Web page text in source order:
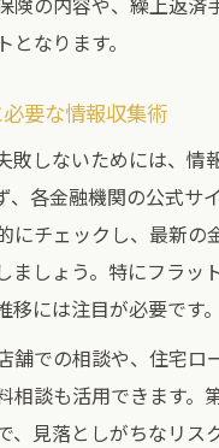
なります。
要な情報収集術
敗しないためには、情
、各金融機関の公式サ
にチェックし、最新の
ましょう。特にフラッ
には注目が必要です。
舗での相談や、住宅ロ
相談も活用できます。
、見落としがちなリス